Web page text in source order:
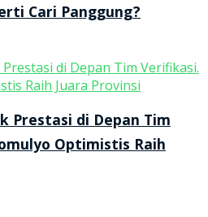
Cari Panggung?
Prestasi di Depan Tim
Optimistis Raih